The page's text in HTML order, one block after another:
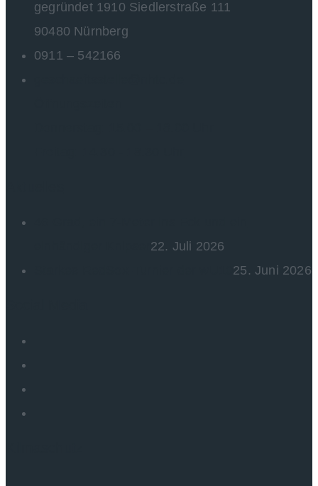
gegründet 1910 Siedlerstraße 111
90480 Nürnberg
0911 – 542166
22. Juli 2026
25. Juni 2026